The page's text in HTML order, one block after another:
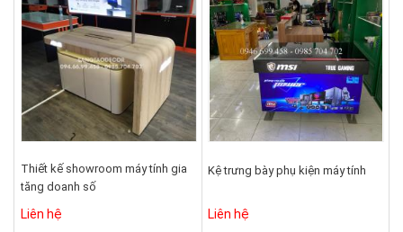
Thiết kế showroom máy tính gia
tăng doanh số
Liên hệ
Kệ trưng bày phụ kiện máy tính
Liên hệ